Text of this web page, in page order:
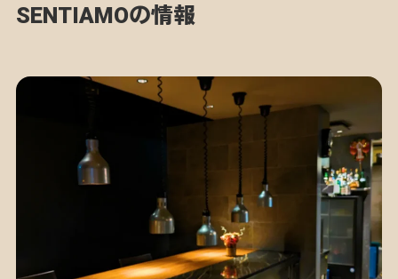
SENTIAMOの情報